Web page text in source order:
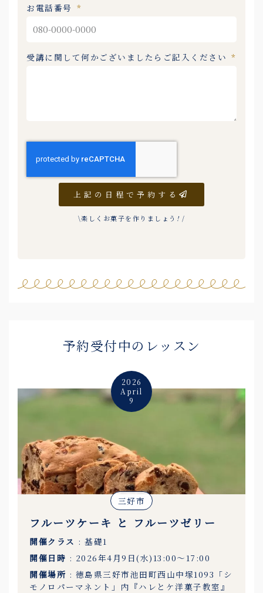
お電話番号
受講に関して何かございましたらご記入ください
上記の日程で予約する
\楽しくお菓子を作りましょう !/
予約受付中のレッスン
2026
April
9
三好市
フルーツケーキ と フルーツゼリー
開催クラス : 基礎1
開催日時 : 2026年4月9日(水)13:00〜17:00
開催場所 : 徳島県三好市池田町西山中塚1093「シ
モノロパーマネント」内『ハレとケ洋菓子教室』